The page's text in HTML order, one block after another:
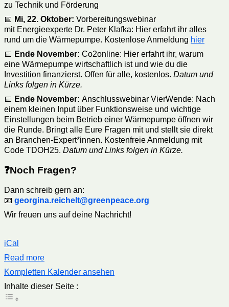
zu Technik und Förderung
📅 Mi, 22. Oktober: Vorbereitungswebinar
mit Energieexperte Dr. Peter Klafka: Hier erfahrt ihr alles
rund um die Wärmepumpe. Kostenlose Anmeldung hier
📅 Ende November: Co2online: Hier erfahrt ihr, warum
eine Wärmepumpe wirtschaftlich ist und wie du die
Investition finanzierst. Offen für alle, kostenlos. Datum und
Links folgen in Kürze.
📅 Ende November: Anschlusswebinar VierWende: Nach
einem kleinen Input über Funktionsweise und wichtige
Einstellungen beim Betrieb einer Wärmepumpe öffnen wir
die Runde. Bringt alle Eure Fragen mit und stellt sie direkt
an Branchen-Expert*innen. Kostenfreie Anmeldung mit
Code TDOH25. Datum und Links folgen in Kürze.
❓Noch Fragen?
Dann schreib gern an:
📧 georgina.reichelt@greenpeace.org
Wir freuen uns auf deine Nachricht!
iCal
Read more
Kompletten Kalender ansehen
Inhalte dieser Seite :